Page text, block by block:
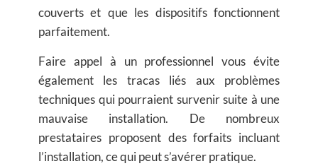
couverts et que les dispositifs fonctionnent
parfaitement.
Faire appel à un professionnel vous évite
également les tracas liés aux problèmes
techniques qui pourraient survenir suite à une
mauvaise installation. De nombreux
prestataires proposent des forfaits incluant
l’installation, ce qui peut s’avérer pratique.